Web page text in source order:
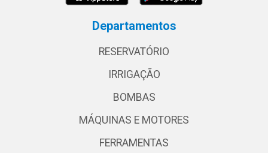
Departamentos
RESERVATÓRIO
IRRIGAÇÃO
BOMBAS
MÁQUINAS E MOTORES
FERRAMENTAS